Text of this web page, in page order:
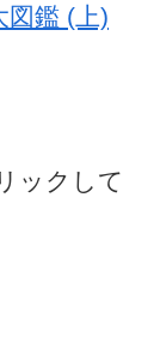
鑑 (上)
ックして